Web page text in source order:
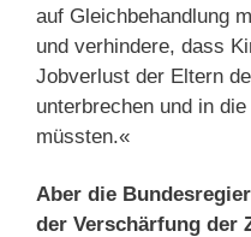
auf Gleichbehandlung
und verhindere, dass
Jobverlust der Eltern
unterbrechen und in
müssten.«
Aber die
der Verschärfung der